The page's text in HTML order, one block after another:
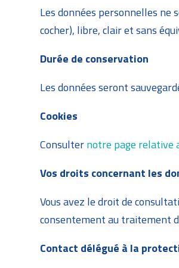
Les données personnelles ne
cocher), libre, clair et sans
Durée de conservation
Les données seront
Cookies
Consulternotre page relative
Vos droits concernant les
Vous avez le droit de
consentement au traitement
Contact délégué à la